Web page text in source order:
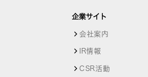
企業サイト
会社案内
IR情報
CSR活動